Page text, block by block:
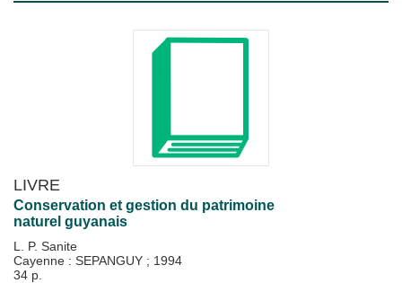
LIVRE
Conservation et gestion du patrimoine
naturel guyanais
L. P. Sanite
Cayenne : SEPANGUY ; 1994
34 p.